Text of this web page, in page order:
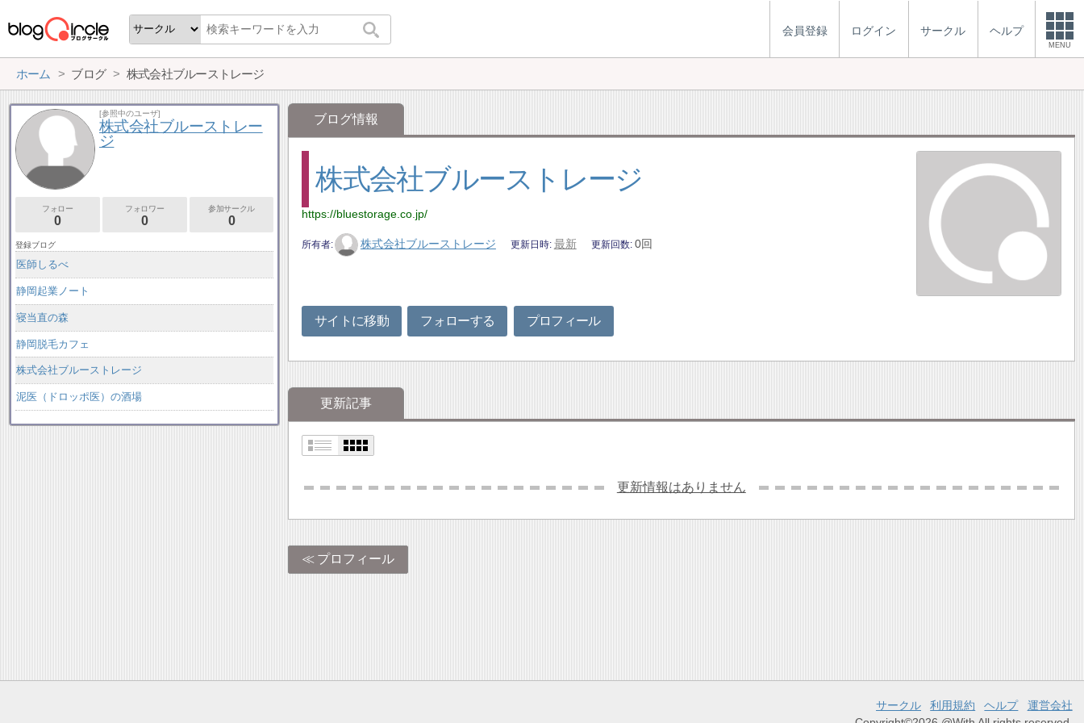
会員登録 ログイン サークル ヘルプ
MENU
ホーム ブログ 株式会社ブルーストレージ
ブログ情報
株式会社ブルーストレージ
https://bluestorage.co.jp/
所有者 株式会社ブルーストレージ 更新日時 最新 更新回数 0回
サイトに移動 フォローする プロフィール
更新記事
更新情報はありません
プロフィール
[参照中のユーザ]
株式会社ブルーストレー
ジ
フォロー
0
フォロワー
0
参加サークル
0
登録ブログ
医師しるべ
静岡起業ノート
寝当直の森
静岡脱毛カフェ
株式会社ブルーストレージ
泥医（ドロッポ医）の酒場
サークル 利用規約 ヘルプ
運営会社